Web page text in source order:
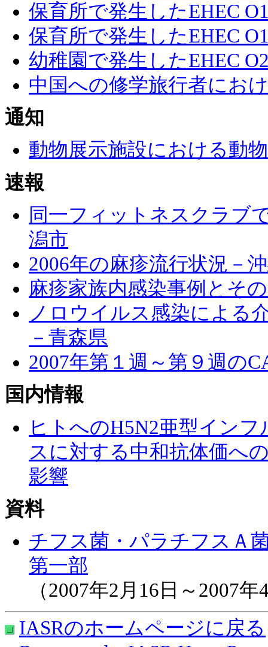
保育所で発生したEHEC
保育所で発生したEHEC
幼稚園で発生したEHEC
中国への修学旅行者にお
通知
動物展示施設における動
速報
同一フィットネスクラブ
潟市
2006年の麻疹流行状況－
麻疹家族内感染事例とそ
ノロウイルス感染による
－青森県
2007年第１週～第９週の
国内情報
ヒトへのH5N2亜型イン
スに対する中和抗体価へ
影響
資料
チフス菌・パラチフスＡ
第一部
（2007年2月16日～2007
IASRのホームページに戻る